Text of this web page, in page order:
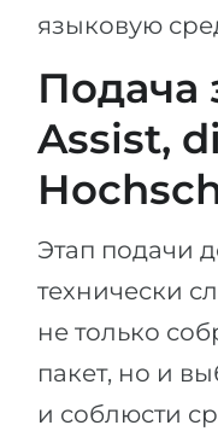
языковую
Подача
Assist,
Этап подачи
технически
не только
пакет, но и
и соблюсти